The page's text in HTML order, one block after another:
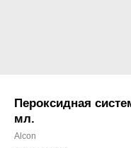
Пероксидная
мл.
Alcon